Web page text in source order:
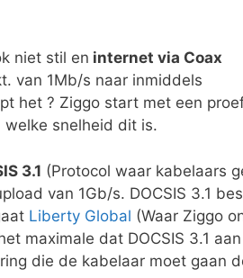
niet stil en internet via Coax
van 1Mb/s naar inmiddels
het ? Ziggo start met een
snelheid dit is.
3.1 (Protocol waar kabelaars
van 1Gb/s. DOCSIS 3.1
Liberty Global (Waar Ziggo
maximale dat DOCSIS 3.1
die de kabelaar moet gaan